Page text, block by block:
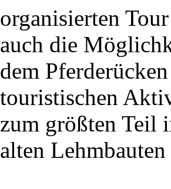
organisierten
auch die
dem
touristischen
zum größten Teil
alten